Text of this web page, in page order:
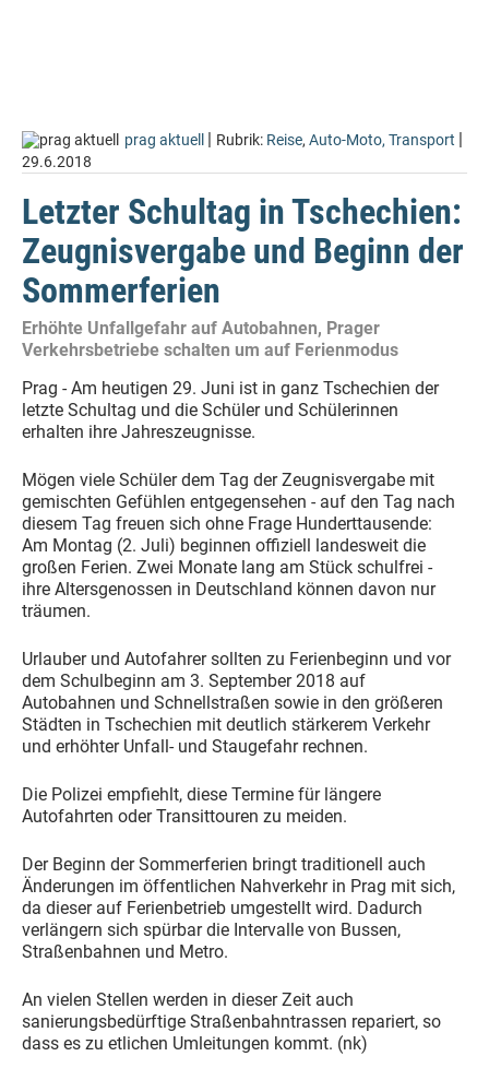
prag aktuell | Rubrik: Reise, Auto-Moto, Transport |
29.6.2018
Letzter Schultag in Tschechien:
Zeugnisvergabe und Beginn der
Sommerferien
Erhöhte Unfallgefahr auf Autobahnen, Prager
Verkehrsbetriebe schalten um auf Ferienmodus
Prag - Am heutigen 29. Juni ist in ganz Tschechien der
letzte Schultag und die Schüler und Schülerinnen
erhalten ihre Jahreszeugnisse.
Mögen viele Schüler dem Tag der Zeugnisvergabe mit
gemischten Gefühlen entgegensehen - auf den Tag nach
diesem Tag freuen sich ohne Frage Hunderttausende:
Am Montag (2. Juli) beginnen offiziell landesweit die
großen Ferien. Zwei Monate lang am Stück schulfrei -
ihre Altersgenossen in Deutschland können davon nur
träumen.
Urlauber und Autofahrer sollten zu Ferienbeginn und vor
dem Schulbeginn am 3. September 2018 auf
Autobahnen und Schnellstraßen sowie in den größeren
Städten in Tschechien mit deutlich stärkerem Verkehr
und erhöhter Unfall- und Staugefahr rechnen.
Die Polizei empfiehlt, diese Termine für längere
Autofahrten oder Transittouren zu meiden.
Der Beginn der Sommerferien bringt traditionell auch
Änderungen im öffentlichen Nahverkehr in Prag mit sich,
da dieser auf Ferienbetrieb umgestellt wird. Dadurch
verlängern sich spürbar die Intervalle von Bussen,
Straßenbahnen und Metro.
An vielen Stellen werden in dieser Zeit auch
sanierungsbedürftige Straßenbahntrassen repariert, so
dass es zu etlichen Umleitungen kommt. (nk)